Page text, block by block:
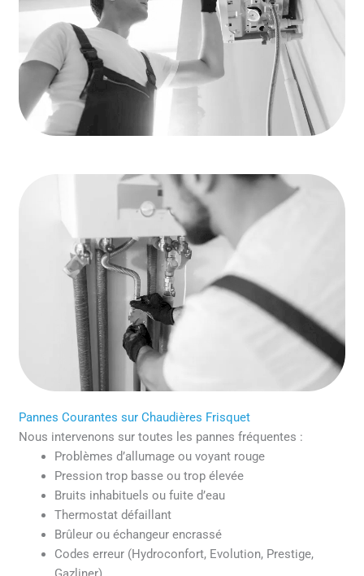
Pannes Courantes sur Chaudières Frisquet
Nous intervenons sur toutes les pannes fréquentes :
Problèmes d’allumage ou voyant rouge
Pression trop basse ou trop élevée
Bruits inhabituels ou fuite d’eau
Thermostat défaillant
Brûleur ou échangeur encrassé
Codes erreur (Hydroconfort, Evolution, Prestige,